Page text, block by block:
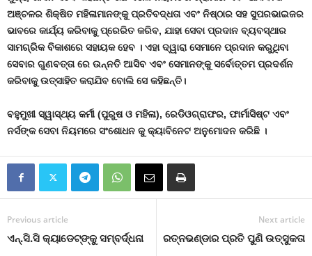
ଅଞ୍ଚଳର ଶିକ୍ଷିତ ମହିଳାମାନଙ୍କୁ ପ୍ରତିବଦ୍ଧତା ଏବଂ ନିଷ୍ଠାର ସହ ସୁପରଭାଇଜର
ଭାବରେ କାର୍ଯ୍ୟ କରିବାକୁ ପ୍ରେରିତ କରିବ, ଯାହା ସେବା ପ୍ରଦାନ ବ୍ୟବସ୍ଥାର
ସାମଗ୍ରିକ ବିକାଶରେ ସହାୟକ ହେବ । ଏହା ଦ୍ୱାରା ସେମାନେ ପ୍ରଦାନ କରୁଥିବା
ସେବାର ଗୁଣବତ୍ତା ରେ ଉନ୍ନତି ଆସିବ ଏବଂ ସେମାନଙ୍କୁ ସର୍ବୋତ୍ତମ ପ୍ରଦର୍ଶନ
କରିବାକୁ ଉତ୍ସାହିତ କରାଯିବ ବୋଲି ସେ କହିଛନ୍ତି।
ବହୁମୁଖୀ ସ୍ୱାସ୍ଥ୍ୟ କର୍ମୀ (ପୁରୁଷ ଓ ମହିଳା), ରେଡିଓଗ୍ରାଫର, ଫାର୍ମାସିଷ୍ଟ ଏବଂ
ନର୍ସଙ୍କ ସେବା ନିୟମରେ ସଂଶୋଧନ କୁ କ୍ୟାବିନେଟ ଅନୁମୋଦନ କରିଛି ।
Previous article
ଏନ୍‌.ସି.ସି କ୍ୟାଡେଟ୍‌ଙ୍କୁ ସମ୍ବର୍ଦ୍ଧନା
Next article
ରତ୍ନଭଣ୍ଡାର ପ୍ରତି ପୁଣି ଉତ୍ସୁକତା